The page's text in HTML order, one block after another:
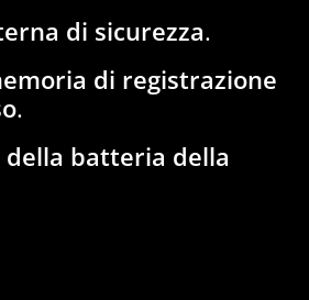
di sicurezza.
di registrazione
.
della batteria della